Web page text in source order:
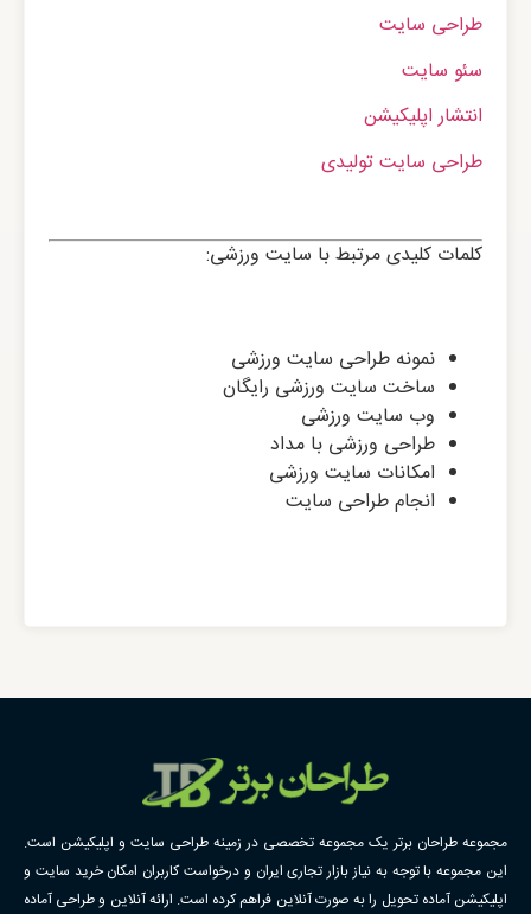
طراحی سایت
سئو سایت
انتشار اپلیکیشن
طراحی سایت تولیدی
کلمات کلیدی مرتبط با سایت ورزشی:
نمونه طراحی سایت ورزشی
ساخت سایت ورزشی رایگان
وب سایت ورزشی
طراحی ورزشی با مداد
امکانات سایت ورزشی
انجام طراحی سایت
مجموعه طراحان برتر یک مجموعه تخصصی در زمینه طراحی سایت و اپلیکیشن است.
این مجموعه با توجه به نیاز بازار تجاری ایران و درخواست کاربران امکان خرید سایت و
اپلیکیشن آماده تحویل را به صورت آنلاین فراهم کرده است. ارائه آنلاین و طراحی آماده